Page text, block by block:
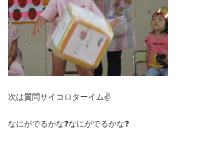
次は質問サイコロターイム✌
なにがでるかな❓なにがでるかな❓